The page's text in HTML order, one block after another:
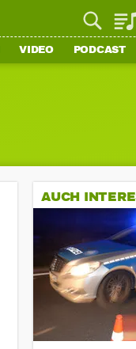
VIDEO PODCAST
AUCH